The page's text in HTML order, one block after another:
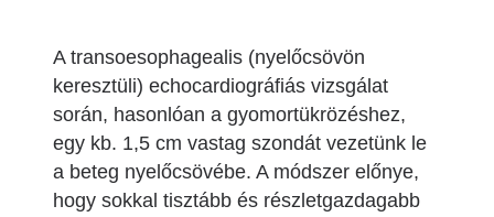
A transoesophagealis (nyelőcsövön
keresztüli) echocardiográfiás vizsgálat
során, hasonlóan a gyomortükrözéshez,
egy kb. 1,5 cm vastag szondát vezetünk le
a beteg nyelőcsövébe. A módszer előnye,
hogy sokkal tisztább és részletgazdagabb